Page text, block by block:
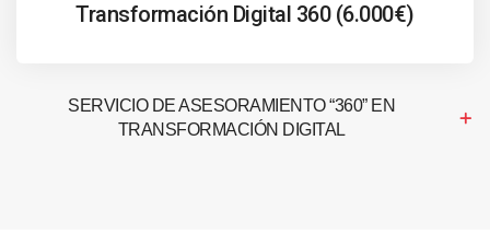
Transformación Digital 360 (6.000€)
SERVICIO DE ASESORAMIENTO “360” EN
TRANSFORMACIÓN DIGITAL